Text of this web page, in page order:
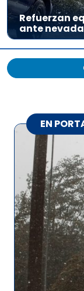
Refuerzan
ante
EN